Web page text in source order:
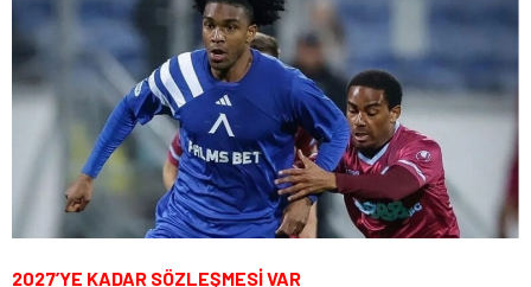
2027’YE KADAR SÖZLEŞMESİ VAR